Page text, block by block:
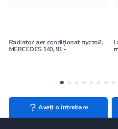
Radiator aer condiționat пустой,
MERCEDES 140, 91 -
Aveți o întrebare